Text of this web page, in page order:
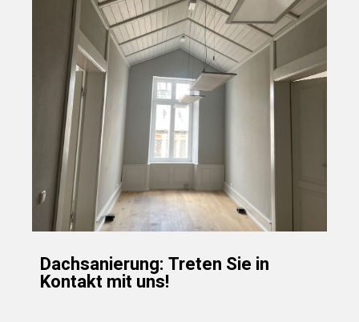
Dachsanierung: Treten Sie in
Kontakt mit uns!